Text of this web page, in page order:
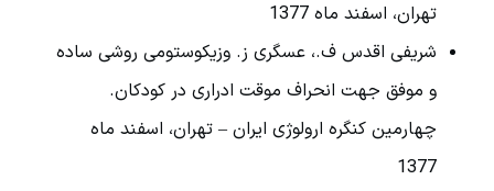
تهران، اسفند ماه 1377
شریفی اقدس ف.، عسگری ز. وزیکوستومی روشی ساده
و موفق جهت انحراف موقت ادراری در کودکان.
چهارمین کنگره ارولوژی ایران – تهران، اسفند ماه
1377